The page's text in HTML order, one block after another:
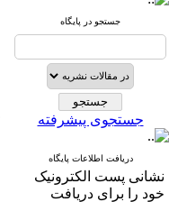
جستجو در پایگاه
جستجوی پیشرفته
دریافت اطلاعات پایگاه
نشانی پست الکترونیک
خود را برای دریافت